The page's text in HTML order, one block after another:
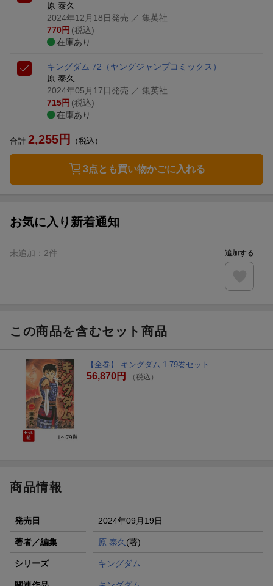
原 泰久
2024年12月18日発売 ／ 集英社
770円 (税込)
在庫あり
キングダム 72 （ヤングジャンプコミックス）
原 泰久
2024年05月17日発売 ／ 集英社
715円 (税込)
在庫あり
合計 2,255円 （税込）
3点とも買い物かごに入れる
お気に入り新着通知
未追加： 2件 追加する
この商品を含むセット商品
【全巻】 キングダム 1-79巻セット
56,870円 （税込）
商品情報
発売日 2024年09月19日
著者／編集 原 泰久 (著)
シリーズ キングダム